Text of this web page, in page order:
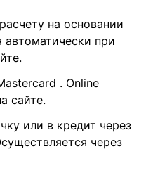
на основании
при
. Online
сайте.
или в кредит через
через